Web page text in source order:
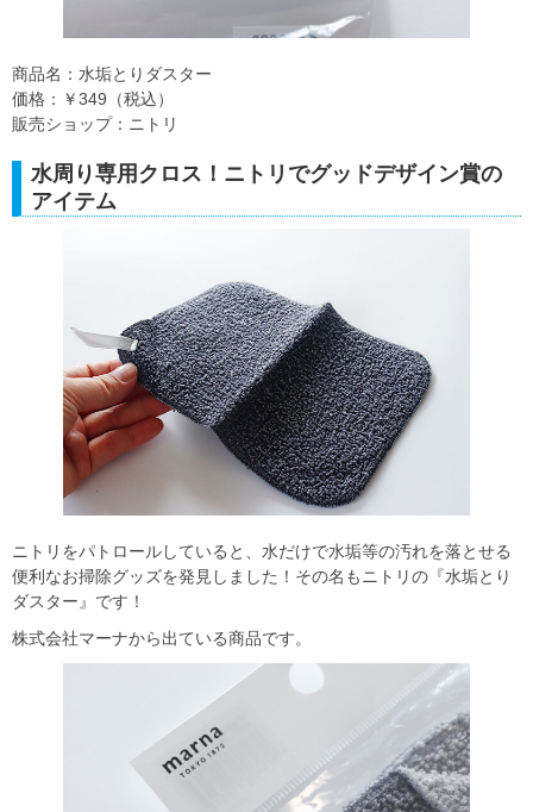
商品名：水垢とりダスター
価格：￥349（税込）
販売ショップ：ニトリ
水周り専用クロス！ニトリでグッドデザイン賞の
アイテム
ニトリをパトロールしていると、水だけで水垢等の汚れを落とせる
便利なお掃除グッズを発見しました！その名もニトリの『水垢とり
ダスター』です！
株式会社マーナから出ている商品です。